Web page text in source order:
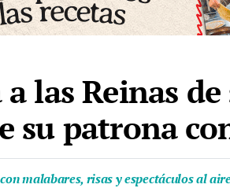
las Reinas
su patrona
malabares, risas y espectáculos al